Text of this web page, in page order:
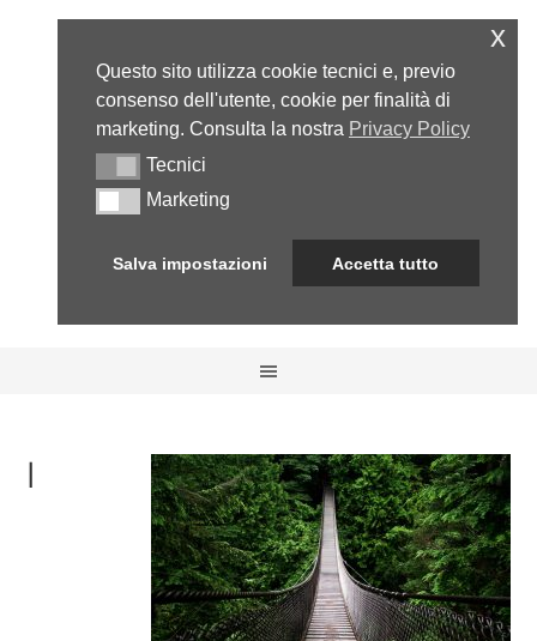
I
Questo sito utilizza cookie tecnici e, previo
consenso dell'utente, cookie per finalità di
marketing. Consulta la nostra Privacy Policy
TecniciTecnici
MarketingMarketing
Salva impostazioni Accetta tutto
x